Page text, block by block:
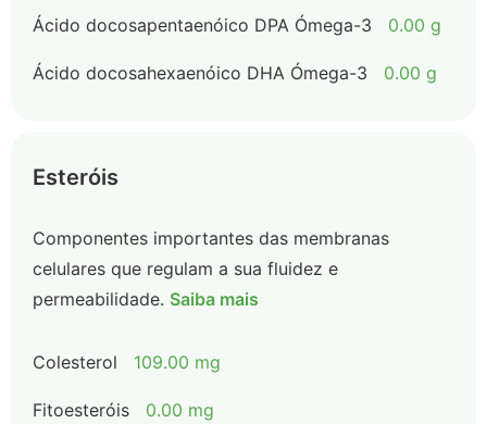
Ácido docosapentaenóico DPA Ómega-3 0.00 g
Ácido docosahexaenóico DHA Ómega-3 0.00 g
Esteróis
Componentes importantes das membranas
celulares que regulam a sua fluidez e
permeabilidade. Saiba mais
Colesterol 109.00 mg
Fitoesteróis 0.00 mg